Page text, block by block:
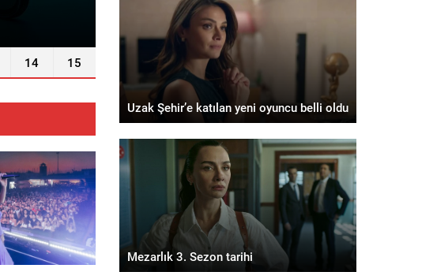
İşte şarkıcı Melek Mosso yeni
14 15
Uzak Şehir’e katılan yeni oyuncu belli oldu
Mezarlık 3. Sezon tarihi